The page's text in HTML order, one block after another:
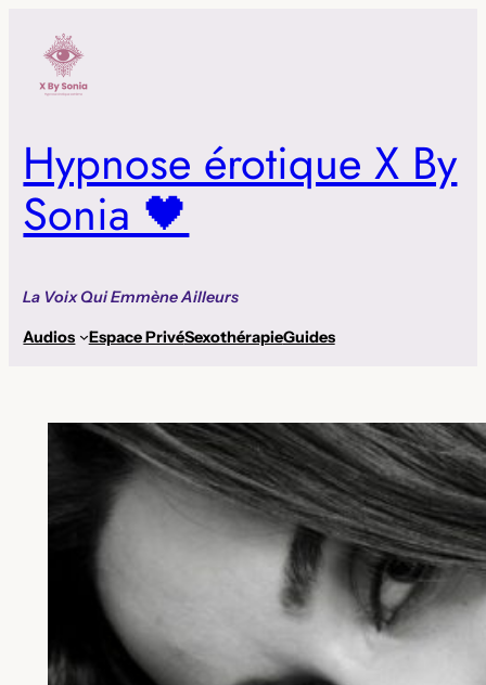
contenu
Hypnose érotique X By
Sonia 🖤
La Voix Qui Emmène Ailleurs
Audios Espace PrivéSexothérapieGuides